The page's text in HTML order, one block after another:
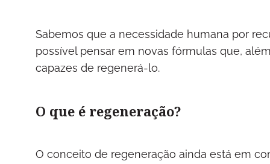
Sabemos que a necessidade humana por
possível pensar em novas fórmulas que,
capazes de regenerá-lo.
O que é regeneração?
O conceito de regeneração ainda está em